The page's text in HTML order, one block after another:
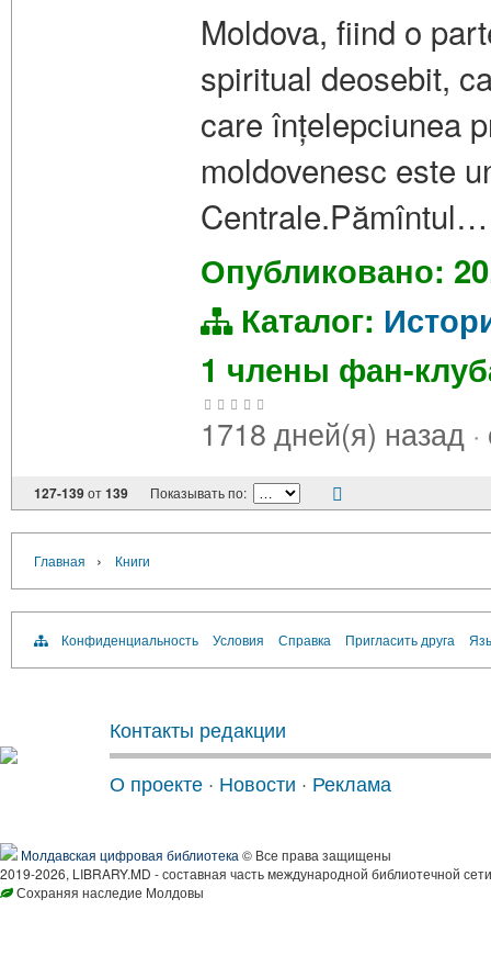
Moldova, fiind o
spiritual deosebit,
care înțelepciunea
moldovenesc este
Centrale.Pămîntul…
Опубликовано:
Каталог:
1 члены фан-
1718 дней(я) назад ·
127-139от139 Показывать по:
Главная › Книги
Конфиденциальность Условия Справка Пригласить друга
Контакты редакции
О проекте · Новости · Реклама
Молдавская цифровая библиотека © Все права защищены
2019-2026, LIBRARY.MD - составная часть международной библиотечной
Сохраняя наследие Молдовы